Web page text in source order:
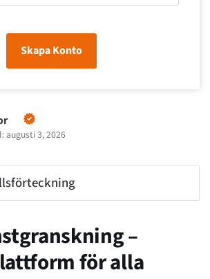
Skapa Konto
augusti 3, 2026
–
för alla